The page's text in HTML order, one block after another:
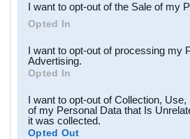
I want to opt-out of the Sale of my
Opted In
I want to opt-out of processing my
Advertising.
Opted In
I want to opt-out of Collection,
of my Personal Data that Is
it was collected.
Opted Out